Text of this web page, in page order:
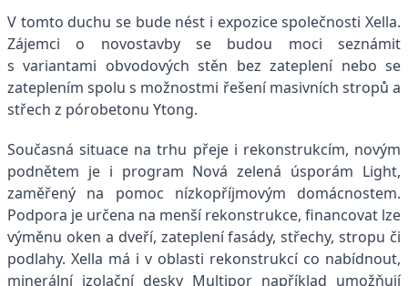
V tomto duchu se bude nést i expozice společnosti Xella.
Zájemci o novostavby se budou moci seznámit
s variantami obvodových stěn bez zateplení nebo se
zateplením spolu s možnostmi řešení masivních stropů a
střech z pórobetonu Ytong.
Současná situace na trhu přeje i rekonstrukcím, novým
podnětem je i program Nová zelená úsporám Light,
zaměřený na pomoc nízkopříjmovým domácnostem.
Podpora je určena na menší rekonstrukce, financovat lze
výměnu oken a dveří, zateplení fasády, střechy, stropu či
podlahy. Xella má i v oblasti rekonstrukcí co nabídnout,
minerální izolační desky Multipor například umožňují